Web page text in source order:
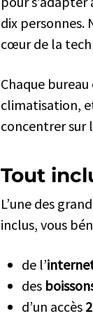
dix personnes.
cœur de la
Chaque
climatisation,
concentrer sur
Tout
L’une des
inclus, vous
de l’
des
d’un accès